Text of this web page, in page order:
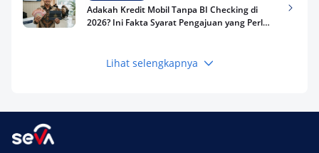
Adakah Kredit Mobil Tanpa BI Checking di
2026? Ini Fakta Syarat Pengajuan yang Perlu
Keuangan
Terpercaya
Lihat selengkapnya